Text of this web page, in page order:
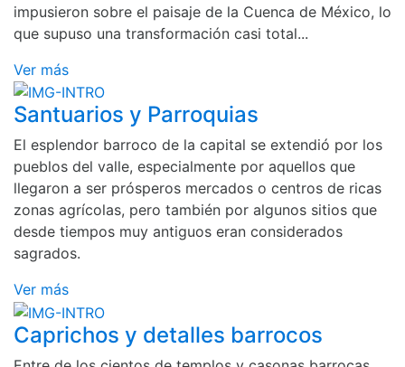
impusieron sobre el paisaje de la Cuenca de México, lo
que supuso una transformación casi total...
Ver más
Santuarios y Parroquias
El esplendor barroco de la capital se extendió por los
pueblos del valle, especialmente por aquellos que
llegaron a ser prósperos mercados o centros de ricas
zonas agrícolas, pero también por algunos sitios que
desde tiempos muy antiguos eran considerados
sagrados.
Ver más
Caprichos y detalles barrocos